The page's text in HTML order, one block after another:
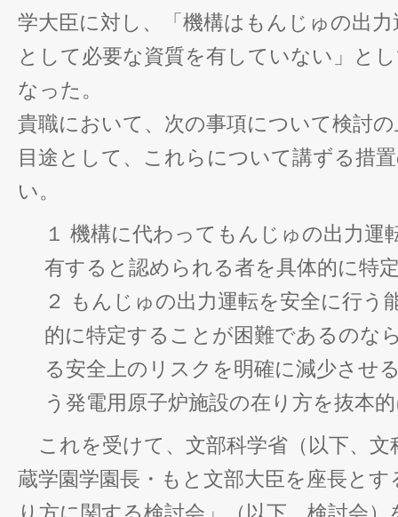
学大臣に対し、「機構はもんじゅの出
として必要な資質を有していない」と
なった。
貴職において、次の事項について検討
目途として、これらについて講ずる措
い。
１ 機構に代わってもんじゅの出力運
有すると認められる者を具体的に特
２ もんじゅの出力運転を安全に行う
的に特定することが困難であるのな
る安全上のリスクを明確に減少させ
う発電用原子炉施設の在り方を抜本
これを受けて、文部科学省（以下、文
蔵学園学園長・もと文部大臣を座長と